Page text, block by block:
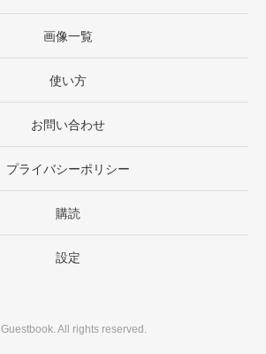
画像一覧
使い方
お問い合わせ
プライバシーポリシー
購読
設定
Guestbook. All rights reserved.